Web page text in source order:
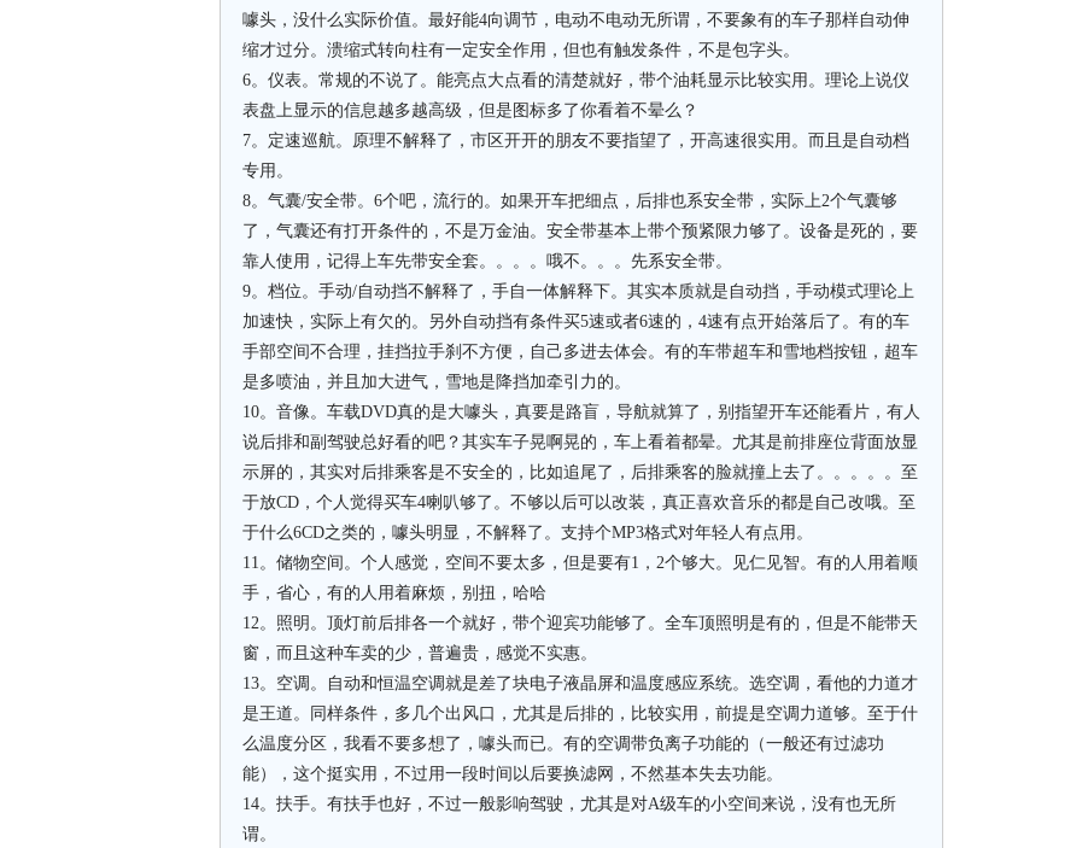
噱头，没什么实际价值。最好能4向调节，电动不电动无所谓，不要象有的车子那样自动伸
缩才过分。溃缩式转向柱有一定安全作用，但也有触发条件，不是包字头。
6。仪表。常规的不说了。能亮点大点看的清楚就好，带个油耗显示比较实用。理论上说仪
表盘上显示的信息越多越高级，但是图标多了你看着不晕么？
7。定速巡航。原理不解释了，市区开开的朋友不要指望了，开高速很实用。而且是自动档
专用。
8。气囊/安全带。6个吧，流行的。如果开车把细点，后排也系安全带，实际上2个气囊够
了，气囊还有打开条件的，不是万金油。安全带基本上带个预紧限力够了。设备是死的，要
靠人使用，记得上车先带安全套。。。。哦不。。。先系安全带。
9。档位。手动/自动挡不解释了，手自一体解释下。其实本质就是自动挡，手动模式理论上
加速快，实际上有欠的。另外自动挡有条件买5速或者6速的，4速有点开始落后了。有的车
手部空间不合理，挂挡拉手刹不方便，自己多进去体会。有的车带超车和雪地档按钮，超车
是多喷油，并且加大进气，雪地是降挡加牵引力的。
10。音像。车载DVD真的是大噱头，真要是路盲，导航就算了，别指望开车还能看片，有人
说后排和副驾驶总好看的吧？其实车子晃啊晃的，车上看着都晕。尤其是前排座位背面放显
示屏的，其实对后排乘客是不安全的，比如追尾了，后排乘客的脸就撞上去了。。。。。至
于放CD，个人觉得买车4喇叭够了。不够以后可以改装，真正喜欢音乐的都是自己改哦。至
于什么6CD之类的，噱头明显，不解释了。支持个MP3格式对年轻人有点用。
11。储物空间。个人感觉，空间不要太多，但是要有1，2个够大。见仁见智。有的人用着顺
手，省心，有的人用着麻烦，别扭，哈哈
12。照明。顶灯前后排各一个就好，带个迎宾功能够了。全车顶照明是有的，但是不能带天
窗，而且这种车卖的少，普遍贵，感觉不实惠。
13。空调。自动和恒温空调就是差了块电子液晶屏和温度感应系统。选空调，看他的力道才
是王道。同样条件，多几个出风口，尤其是后排的，比较实用，前提是空调力道够。至于什
么温度分区，我看不要多想了，噱头而已。有的空调带负离子功能的（一般还有过滤功
能），这个挺实用，不过用一段时间以后要换滤网，不然基本失去功能。
14。扶手。有扶手也好，不过一般影响驾驶，尤其是对A级车的小空间来说，没有也无所
谓。